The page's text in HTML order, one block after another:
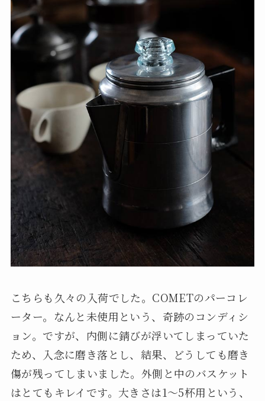
こちらも久々の入荷でした。COMETのパーコレ
ーター。なんと未使用という、奇跡のコンディシ
ョン。ですが、内側に錆びが浮いてしまっていた
ため、入念に磨き落とし、結果、どうしても磨き
傷が残ってしまいました。外側と中のバスケット
はとてもキレイです。大きさは1～5杯用という、